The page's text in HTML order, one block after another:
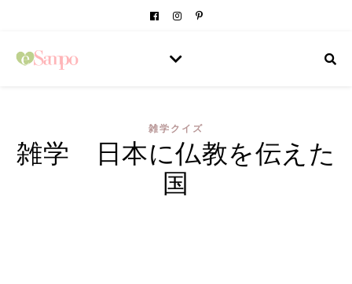
雑学クイズ
雑学 日本に仏教を伝えた
国